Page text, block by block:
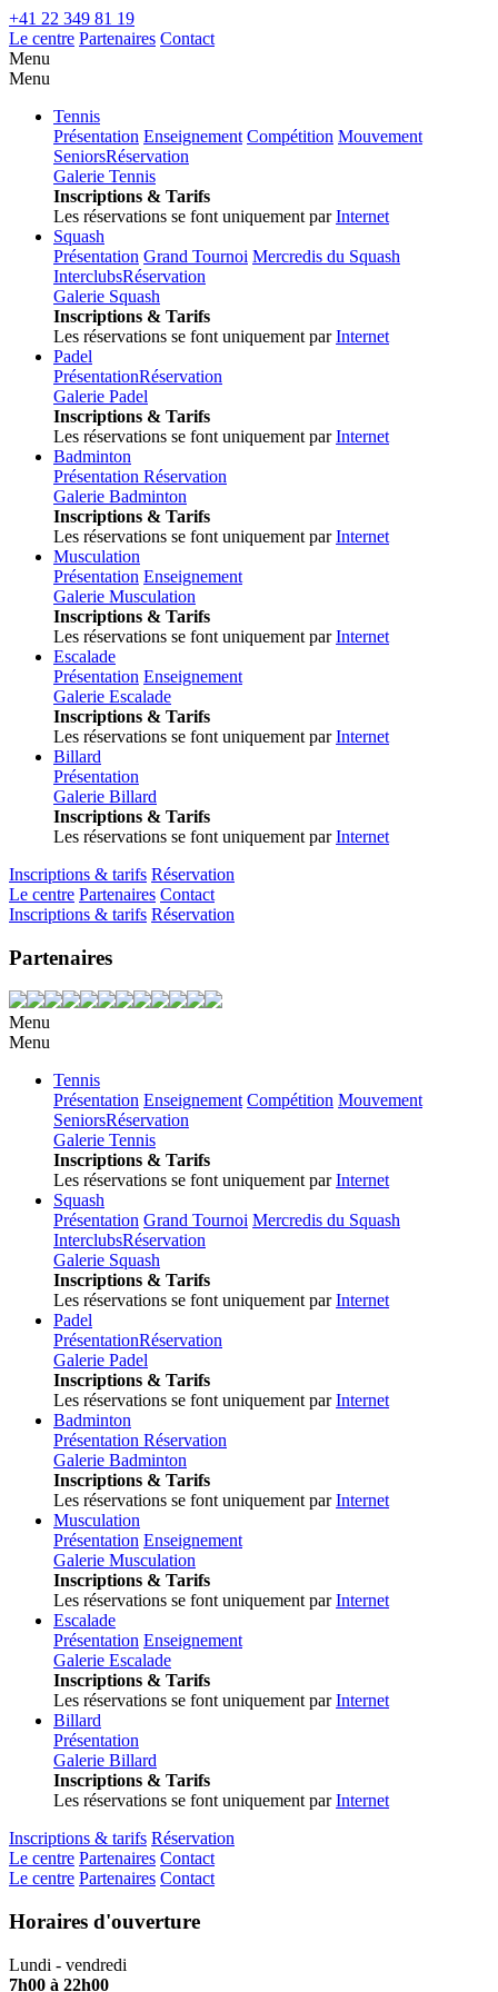
+41 22 349 81 19
Le centre Partenaires Contact
Menu
Menu
Tennis
Présentation Enseignement Compétition Mouvement
SeniorsRéservation
Galerie Tennis
Inscriptions & Tarifs
Les réservations se font uniquement parInternet
Squash
Présentation Grand Tournoi Mercredis du Squash
InterclubsRéservation
Galerie Squash
Inscriptions & Tarifs
Les réservations se font uniquement parInternet
Padel
PrésentationRéservation
Galerie Padel
Inscriptions & Tarifs
Les réservations se font uniquement parInternet
Badminton
Présentation Réservation
Galerie Badminton
Inscriptions & Tarifs
Les réservations se font uniquement parInternet
Musculation
Présentation Enseignement
Galerie Musculation
Inscriptions & Tarifs
Les réservations se font uniquement parInternet
Escalade
Présentation Enseignement
Galerie Escalade
Inscriptions & Tarifs
Les réservations se font uniquement parInternet
Billard
Présentation
Galerie Billard
Inscriptions & Tarifs
Les réservations se font uniquement parInternet
Inscriptions & tarifs Réservation
Le centre Partenaires Contact
Inscriptions & tarifs Réservation
Partenaires
Menu
Menu
Tennis
Présentation Enseignement Compétition Mouvement
SeniorsRéservation
Galerie Tennis
Inscriptions & Tarifs
Les réservations se font uniquement parInternet
Squash
Présentation Grand Tournoi Mercredis du Squash
InterclubsRéservation
Galerie Squash
Inscriptions & Tarifs
Les réservations se font uniquement parInternet
Padel
PrésentationRéservation
Galerie Padel
Inscriptions & Tarifs
Les réservations se font uniquement parInternet
Badminton
Présentation Réservation
Galerie Badminton
Inscriptions & Tarifs
Les réservations se font uniquement parInternet
Musculation
Présentation Enseignement
Galerie Musculation
Inscriptions & Tarifs
Les réservations se font uniquement parInternet
Escalade
Présentation Enseignement
Galerie Escalade
Inscriptions & Tarifs
Les réservations se font uniquement parInternet
Billard
Présentation
Galerie Billard
Inscriptions & Tarifs
Les réservations se font uniquement parInternet
Inscriptions & tarifs Réservation
Le centre Partenaires Contact
Le centre Partenaires Contact
Horaires d'ouverture
Lundi - vendredi
7h00 à 22h00